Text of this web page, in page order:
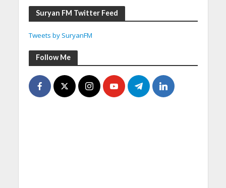
Suryan FM Twitter Feed
Tweets by SuryanFM
Follow Me